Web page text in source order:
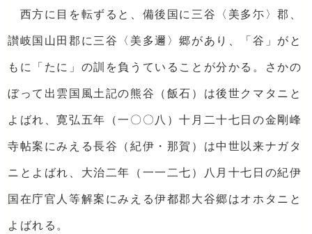
西方に目を転ずると、備後国に三谷〈美多尓〉郡、
讃岐国山田郡に三谷〈美多邇〉郷があり、「谷」がと
もに「たに」の訓を負うていることが分かる。さかの
ぼって出雲国風土記の熊谷（飯石）は後世クマタニと
よばれ、寛弘五年（一〇〇八）十月二十七日の金剛峰
寺帖案にみえる長谷（紀伊・那賀）は中世以来ナガタ
ニとよばれ、大治二年（一一二七）八月十七日の紀伊
国在庁官人等解案にみえる伊都郡大谷郷はオホタニと
よばれる。